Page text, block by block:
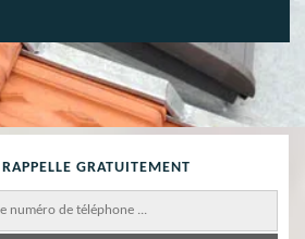
GRATUITEMENT